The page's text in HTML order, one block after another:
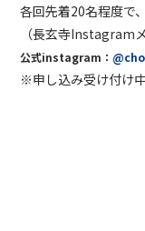
各回先着20名程度で
（長玄寺Instagram
公式instagram：
※申し込み受け付け